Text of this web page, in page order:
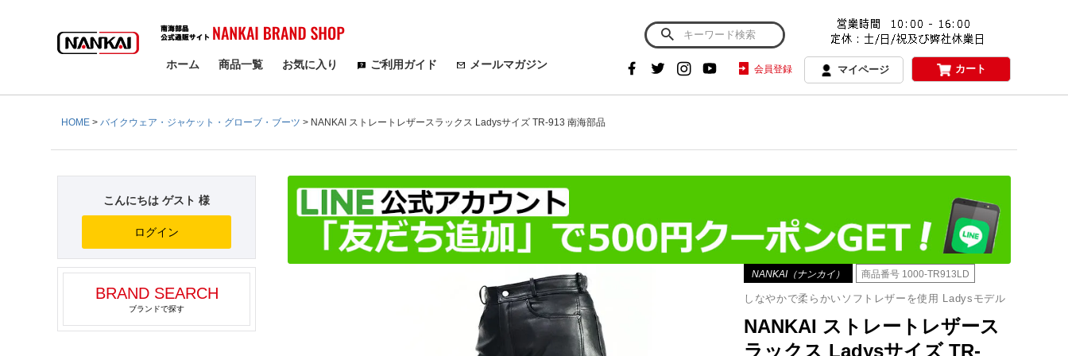
検索
ホーム 商品一覧 お気に入り ご利用ガイド メールマガジン 会員登録 マイページ カート
HOME バイクウェア・ジャケット・グローブ・ブーツ NANKAI ストレートレザースラックス Ladysサイズ TR-913 南海部品
こんにちは ゲスト 様
ログイン
BRAND SEARCH
ブランドで探す
NANKAI（ナンカイ） 商品番号 1000-TR913LD
しなやかで柔らかいソフトレザーを使用 Ladysモデル
NANKAI ストレートレザース
ラックス Ladysサイズ TR-